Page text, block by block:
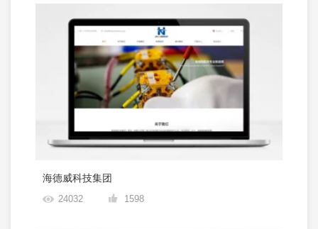
海德威科技集团
24032 1598